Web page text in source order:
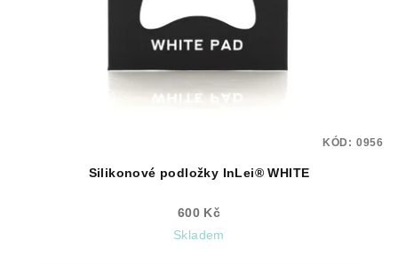
Silikonové podložky InLei® WHITE
600 Kč
Skladem
KÓD: 0956